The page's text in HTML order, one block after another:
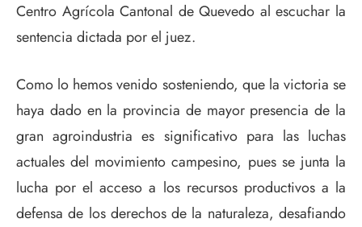
Centro Agrícola Cantonal de Quevedo al escuchar la
sentencia dictada por el juez.
Como lo hemos venido sosteniendo, que la victoria se
haya dado en la provincia de mayor presencia de la
gran agroindustria es significativo para las luchas
actuales del movimiento campesino, pues se junta la
lucha por el acceso a los recursos productivos a la
defensa de los derechos de la naturaleza, desafiando